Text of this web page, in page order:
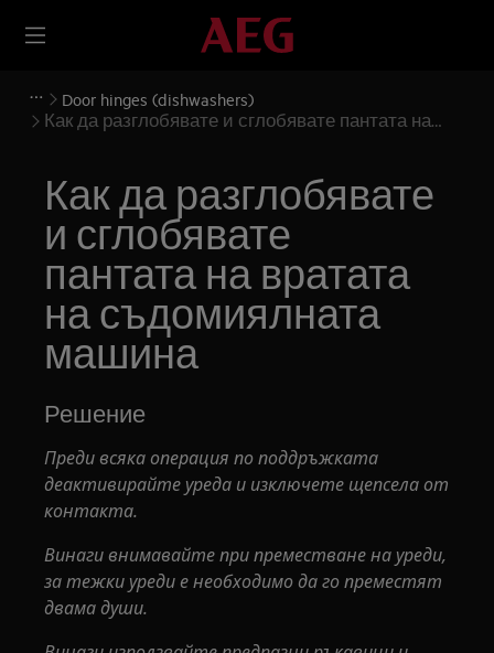
Door hinges (dishwashers)
Как да разглобявате и сглобявате пантата на
Как да разглобявате
и сглобявате
пантата на вратата
на съдомиялната
машина
Решение
Преди всяка операция по поддръжката
деактивирайте уреда и изключете щепсела от
контакта.
Винаги внимавайте при преместване на уреди,
за тежки уреди е необходимо да го преместят
двама души.